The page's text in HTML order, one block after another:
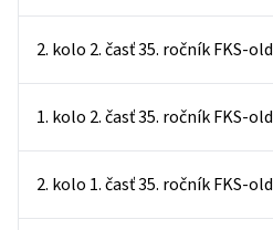
2. kolo 2. časť 35. ročník FKS-old
1. kolo 2. časť 35. ročník FKS-old
2. kolo 1. časť 35. ročník FKS-old